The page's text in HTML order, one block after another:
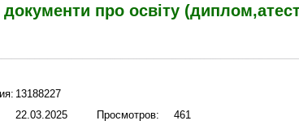
документи про освіту
13188227
22.03.2025 Просмотров: 461